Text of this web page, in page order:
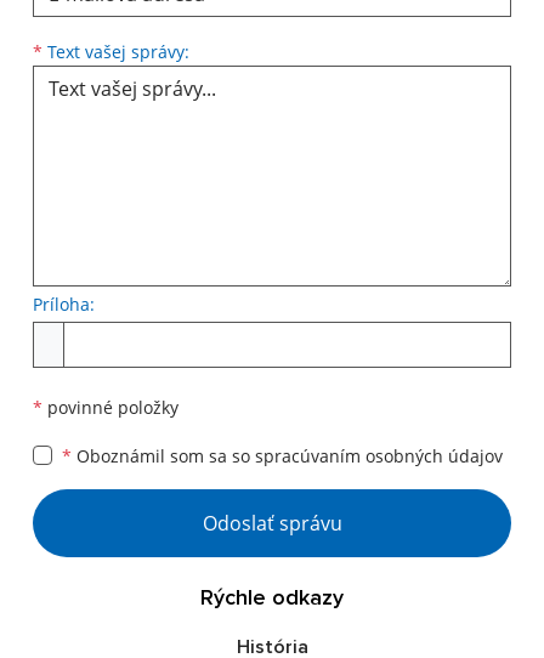
* Text vašej správy:
Príloha:
* povinné položky
* Oboznámil som sa so spracúvaním osobných údajov
Google reCaptcha Response
Odoslať správu
Rýchle odkazy
História